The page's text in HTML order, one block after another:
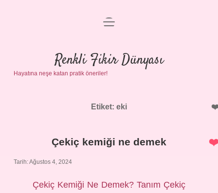
Anasayfa
Gizlilik Politikası
Yasal Uyarı
menüyü
Renkli Fikir Dünyası
Hayatına neşe katan pratik öneriler!
Etiket: eki
Çekiç kemiği ne demek
Tarih: Ağustos 4, 2024
Çekiç Kemiği Ne Demek? Tanım Çekiç